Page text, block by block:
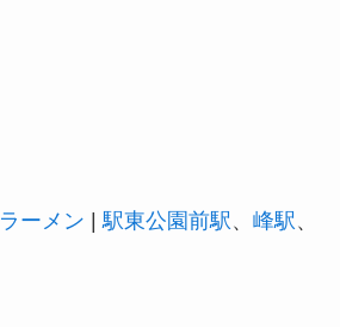
ラーメン |駅東公園前駅、 峰駅、